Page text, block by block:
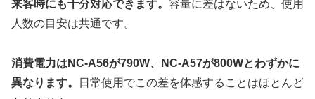
来客時にも十分対応できます。 容量に差はないため、使用
人数の目安は共通です。
消費電力はNC-A56が790W、NC-A57が800Wとわずかに
異なります。
日常使用でこの差を体感することはほとんど